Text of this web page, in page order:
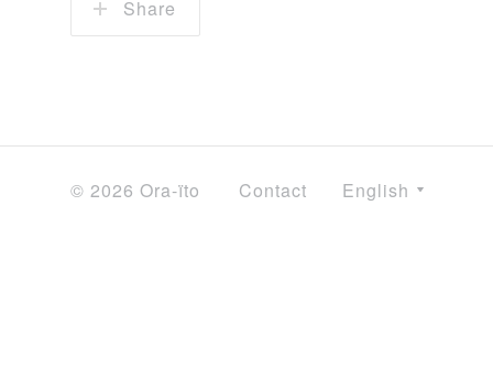
Share
© 2026 Ora-ïto Contact English